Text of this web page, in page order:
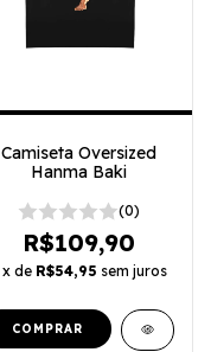
Camiseta Oversized
Hanma Baki
(0)
R$109,90
x de R$54,95 sem juros
COMPRAR